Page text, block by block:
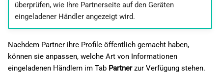
überprüfen, wie Ihre Partnerseite auf den Geräten
eingeladener Händler angezeigt wird.
Nachdem Partner ihre Profile öffentlich gemacht haben,
können sie anpassen, welche Art von Informationen
eingeladenen Händlern im Tab Partnerzur Verfügung stehen.